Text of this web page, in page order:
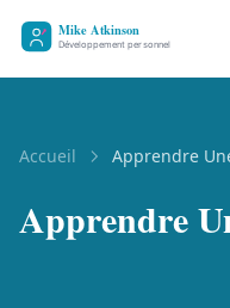
Accueil Apprendre
Apprendre